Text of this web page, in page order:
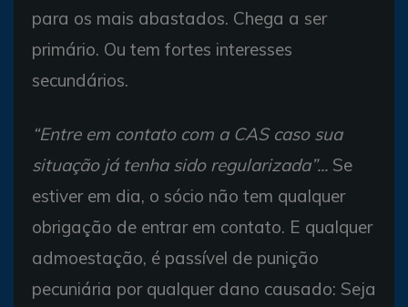
para os mais abastados. Chega a ser
primário. Ou tem fortes interesses
secundários.
“Entre em contato com a CAS caso sua
situação já tenha sido regularizada”... Se
estiver em dia, o sócio não tem qualquer
obrigação de entrar em contato. E qualquer
admoestação, é passível de punição
pecuniária por qualquer dano causado: Seja